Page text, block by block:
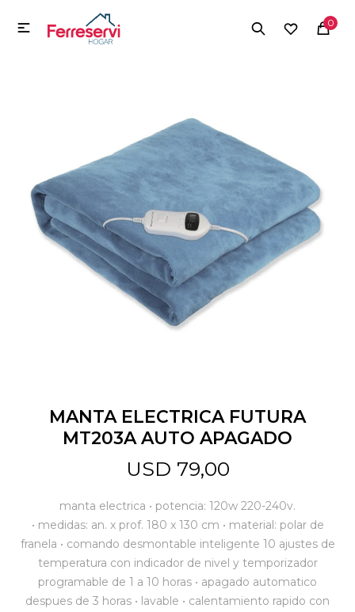
0

MANTA ELECTRICA FUTURA
MT203A AUTO APAGADO
USD 79,00
manta electrica • potencia: 120w 220-240v.
• medidas: an. x prof. 180 x 130 cm • material: polar de
franela • comando desmontable inteligente 10 ajustes de
temperatura con indicador de nivel y temporizador
programable de 1 a 10 horas • apagado automatico
despues de 3 horas • lavable • calentamiento rapido con
MI CUENTA
Herramientas y Construcción
Electrodomésticos
Tecnología
Jardín y Aire Libre
Bazar
Juguetes y artículos para bebé